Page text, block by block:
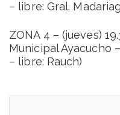
– libre: Gral.
ZONA 4 – (jueves)
Municipal Ayacucho
– libre: Rauch)